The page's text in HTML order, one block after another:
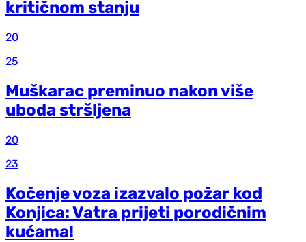
kritičnom stanju
20
25
Muškarac preminuo nakon više
uboda stršljena
20
23
Kočenje voza izazvalo požar kod
Konjica: Vatra prijeti porodičnim
kućama!